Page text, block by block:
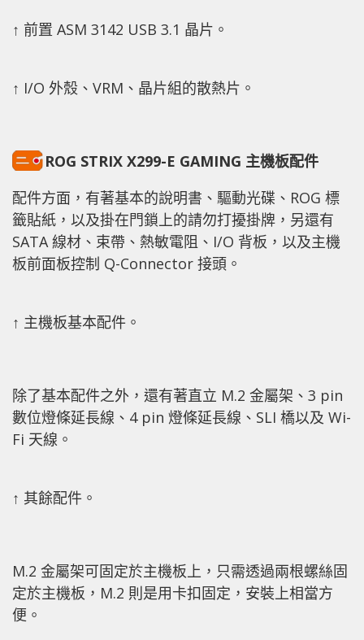
↑ 前置 ASM 3142 USB 3.1 晶片。
↑ I/O 外殼、VRM、晶片組的散熱片。
ROG STRIX X299-E GAMING 主機板配件
配件方面，有著基本的說明書、驅動光碟、ROG 標
籤貼紙，以及掛在門鎖上的請勿打擾掛牌，另還有
SATA 線材、束帶、熱敏電阻、I/O 背板，以及主機
板前面板控制 Q-Connector 接頭。
↑ 主機板基本配件。
除了基本配件之外，還有著直立 M.2 金屬架、3 pin
數位燈條延長線、4 pin 燈條延長線、SLI 橋以及 Wi-
Fi 天線。
↑ 其餘配件。
M.2 金屬架可固定於主機板上，只需透過兩根螺絲固
定於主機板，M.2 則是用卡扣固定，安裝上相當方
便。